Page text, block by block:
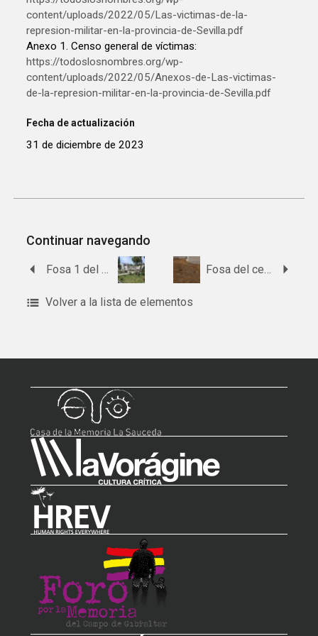
content/uploads/2022/05/Las-victimas-de-la-
represion-militar-en-la-provincia-de-Sevilla.pdf
Anexo 1. Censo general de víctimas:
https://todoslosnombres.org/wp-
content/uploads/2022/05/Anexos-de-Las-victimas-
de-la-represion-militar-en-la-provincia-de-Sevilla.pdf
Fecha de actualización
31 de diciembre de 2023
Continuar navegando
Volver a la lista de elementos